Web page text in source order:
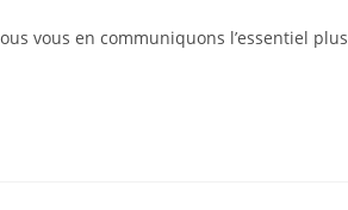
vous en communiquons l’essentiel plus